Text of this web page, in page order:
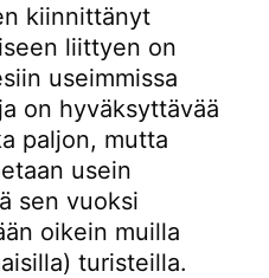
kiinnittänyt
liittyen on
useimmissa
on hyväksyttävää
paljon, mutta
usein
sen vuoksi
oikein muilla
turisteilla.